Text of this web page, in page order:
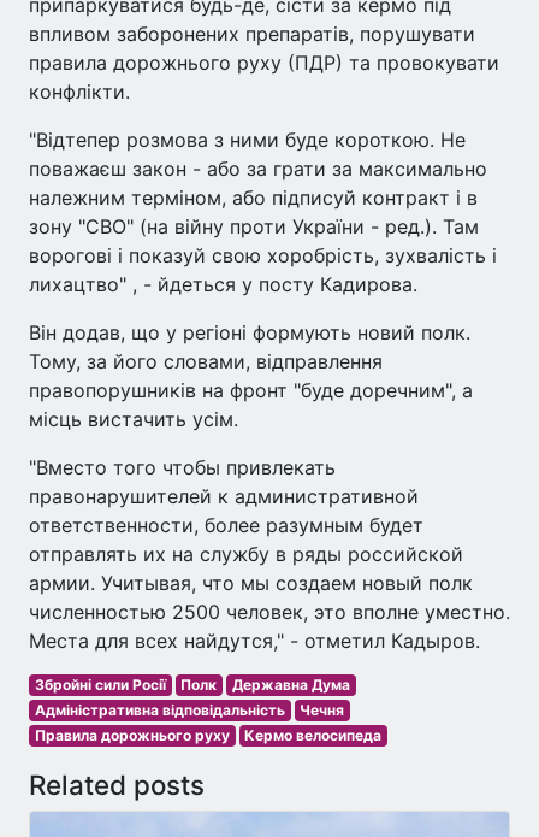
впливом заборонених препаратів, порушувати
правила дорожнього руху (ПДР) та провокувати
конфлікти.
"Відтепер розмова з ними буде короткою. Не
поважаєш закон - або за грати за максимально
належним терміном, або підписуй контракт і в
зону "СВО" (на війну проти України - ред.). Там
ворогові і показуй свою хоробрість, зухвалість і
лихацтво" , - йдеться у посту Кадирова.
Він додав, що у регіоні формують новий полк.
Тому, за його словами, відправлення
правопорушників на фронт "буде доречним", а
місць вистачить усім.
"Вместо того чтобы привлекать
правонарушителей к административной
ответственности, более разумным будет
отправлять их на службу в ряды российской
армии. Учитывая, что мы создаем новый полк
численностью 2500 человек, это вполне уместно.
Места для всех найдутся," - отметил Кадыров.
Збройні сили Росії Полк
Державна Дума
Адміністративна відповідальність
Чечня
Правила дорожнього руху
Кермо велосипеда
Related posts